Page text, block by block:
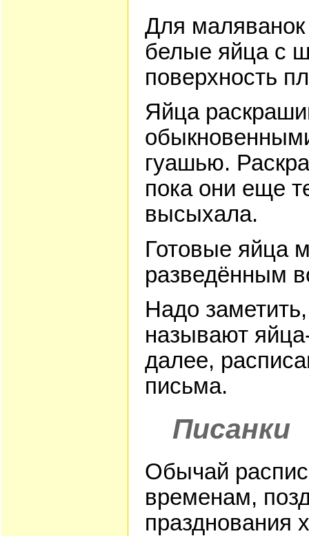
Для
белые яйца с
поверхность
Яйца
гуашью.
пока они еще
высыхала.
Готовые яйца
разведённым
Надо
называют
далее,
письма.
Писанки
Обычай
временам,
празднования